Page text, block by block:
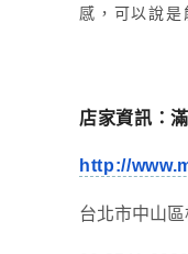
感，可以說
店家資訊：
http://
台北市中山